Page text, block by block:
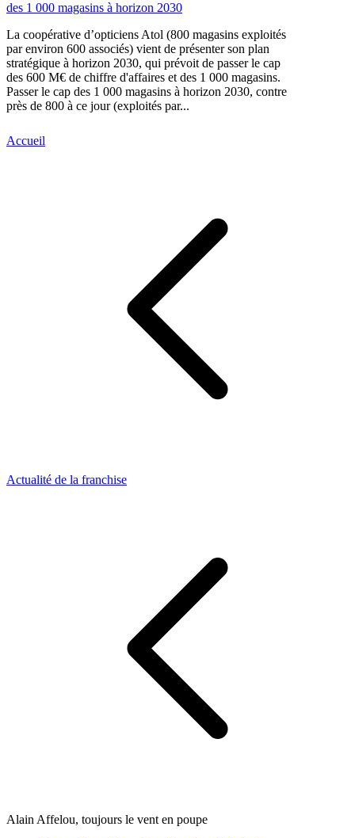
des 1 000 magasins à horizon 2030
La coopérative d’opticiens Atol (800 magasins exploités
par environ 600 associés) vient de présenter son plan
stratégique à horizon 2030, qui prévoit de passer le cap
des 600 M€ de chiffre d'affaires et des 1 000 magasins.
Passer le cap des 1 000 magasins à horizon 2030, contre
près de 800 à ce jour (exploités par...
Accueil
Actualité de la franchise
Alain Affelou, toujours le vent en poupe